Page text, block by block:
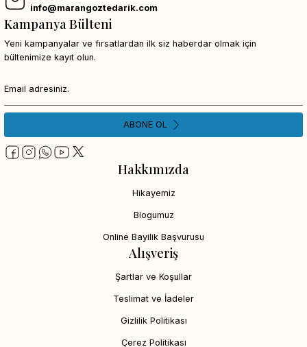
info@marangoztedarik.com
Hakkımızda
Hikayemiz
Blogumuz
Online Bayilik Başvurusu
Alışveriş
Şartlar ve Koşullar
Teslimat ve İadeler
Gizlilik Politikası
Çerez Politikası
Kampanya Bülteni
Yeni kampanyalar ve fırsatlardan ilk siz haberdar olmak için
bültenimize kayıt olun.
ABONE OL